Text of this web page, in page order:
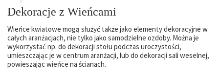
Dekoracje z Wieńcami
Wieńce kwiatowe mogą służyć także jako elementy dekoracyjne w
całych aranżacjach, nie tylko jako samodzielne ozdoby. Można je
wykorzystać np. do dekoracji stołu podczas uroczystości,
umieszczając je w centrum aranżacji, lub do dekoracji sali weselnej,
powieszając wieńce na ścianach.